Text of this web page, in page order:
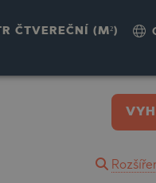
ČTVEREČNÍ (M²)